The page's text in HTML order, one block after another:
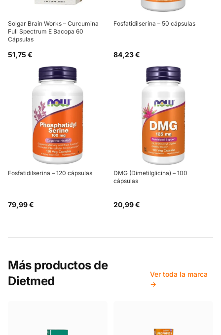
Solgar Brain Works – Curcumina
Full Spectrum E Bacopa 60
Cápsulas
51,75 €
Fosfatidilserina – 50 cápsulas
84,23 €
Fosfatidilserina – 120 cápsulas
79,99 €
DMG (Dimetilglicina) – 100
cápsulas
20,99 €
Más productos de
Dietmed
Ver toda la marca
→